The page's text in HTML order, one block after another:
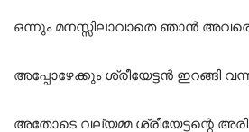
ഒന്നും മനസ്സിലാവാതെ ഞാൻ
അപ്പോഴേക്കും ശ്രീയേട്ടൻ ഇറങ്ങി
അതോടെ വല്യമ്മ ശ്രീയേട്ടന്റെ